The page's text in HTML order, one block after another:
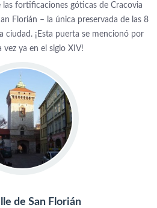
fortificaciones góticas de Cracovia
Florián – la única preservada de las 8
ciudad. ¡Esta puerta se mencionó por
vez ya en el siglo XIV!
de San Florián